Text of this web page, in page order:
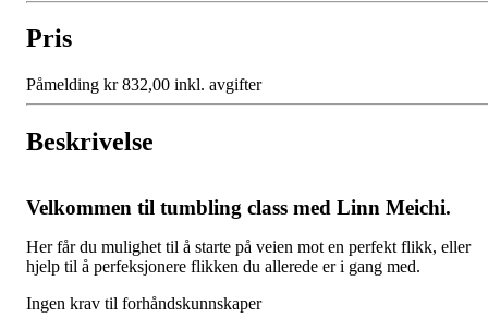
Pris
Påmelding kr 832,00 inkl. avgifter
Beskrivelse
Velkommen til tumbling class med Linn Meichi.
Her får du mulighet til å starte på veien mot en perfekt flikk, eller
hjelp til å perfeksjonere flikken du allerede er i gang med.
Ingen krav til forhåndskunnskaper